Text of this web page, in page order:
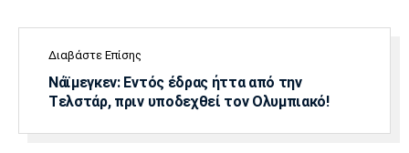
Διαβάστε Επίσης
Νάϊμεγκεν: Εντός έδρας ήττα από την
Tελστάρ, πριν υποδεχθεί τον Ολυμπιακό!